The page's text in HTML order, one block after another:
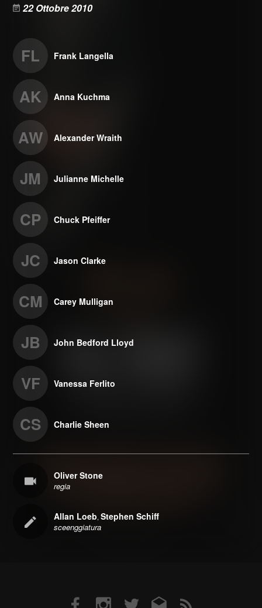
22 Ottobre 2010
FL Frank Langella
AK Anna Kuchma
AW Alexander Wraith
JM Julianne Michelle
CP Chuck Pfeiffer
JC Jason Clarke
CM Carey Mulligan
JB John Bedford Lloyd
VF Vanessa Ferlito
CS Charlie Sheen
Oliver Stone
regia
Allan Loeb,Stephen Schiff
sceenggiatura